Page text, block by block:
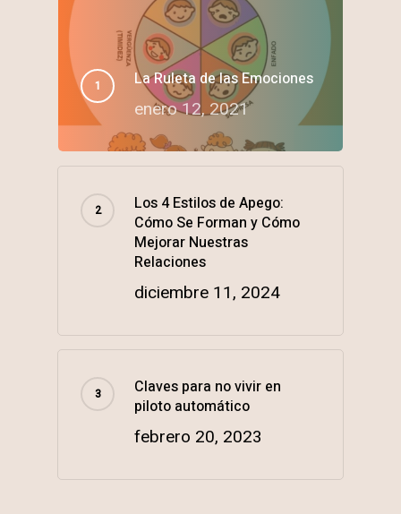
La Ruleta de las Emociones
enero 12, 2021
Los 4 Estilos de Apego:
Cómo Se Forman y Cómo
Mejorar Nuestras
Relaciones
diciembre 11, 2024
Claves para no vivir en
piloto automático
febrero 20, 2023